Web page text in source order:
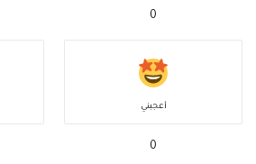
0
أعجبني
0